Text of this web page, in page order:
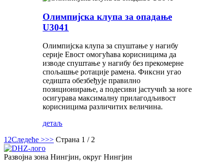
Олимпијска клупа за опадање
U3041
Олимпијска клупа за спуштање у нагибу
серије Евост омогућава корисницима да
изводе спуштање у нагибу без прекомерне
спољашње ротације рамена. Фиксни угао
седишта обезбеђује правилно
позиционирање, а подесиви јастучић за ноге
осигурава максималну прилагодљивост
корисницима различитих величина.
детаљ
1 2Следеће >>> Страна 1 / 2
Развојна зона Нингјин, округ Нингјин